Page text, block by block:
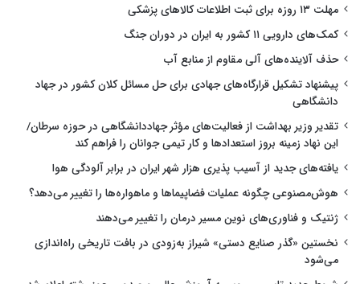
مهلت ۱۳ روزه برای ثبت اطلاعات کالاهای پزشکی
کمک‌های دارویی ۱۱ کشور به ایران در دوران جنگ
حذف آلاینده‌های آلی مقاوم از منابع آب
پیشنهاد تشکیل قرارگاه‌های جهادی برای حل مسائل کلان کشور در جهاد
دانشگاهی
تقدیر وزیر بهداشت از فعالیت‌های مؤثر جهاددانشگاهی در حوزه سرطان/
این نهاد زمینه بروز استعدادها و کار تیمی جوانان را فراهم کند
یافته‌های جدید از آسیب پذیری هزار شهر ایران در برابر آلودگی هوا
هوش‌مصنوعی چگونه عملیات فضاپیماها و ماهواره‌ها را تغییر می‌دهد؟
ژنتیک و فناوری‌های نوین مسیر درمان را تغییر می‌دهند
نخستین «گذر صنایع دستی» شیراز به‌زودی در بافت تاریخی راه‌اندازی
می‌شود